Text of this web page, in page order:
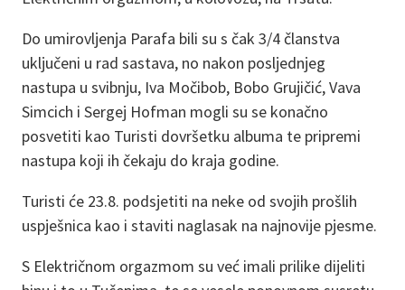
Do umirovljenja Parafa bili su s čak 3/4 članstva
uključeni u rad sastava, no nakon posljednjeg
nastupa u svibnju, Iva Močibob, Bobo Grujičić, Vava
Simcich i Sergej Hofman mogli su se konačno
posvetiti kao Turisti dovršetku albuma te pripremi
nastupa koji ih čekaju do kraja godine.
Turisti će 23.8. podsjetiti na neke od svojih prošlih
uspješnica kao i staviti naglasak na najnovije pjesme.
S Električnom orgazmom su već imali prilike dijeliti